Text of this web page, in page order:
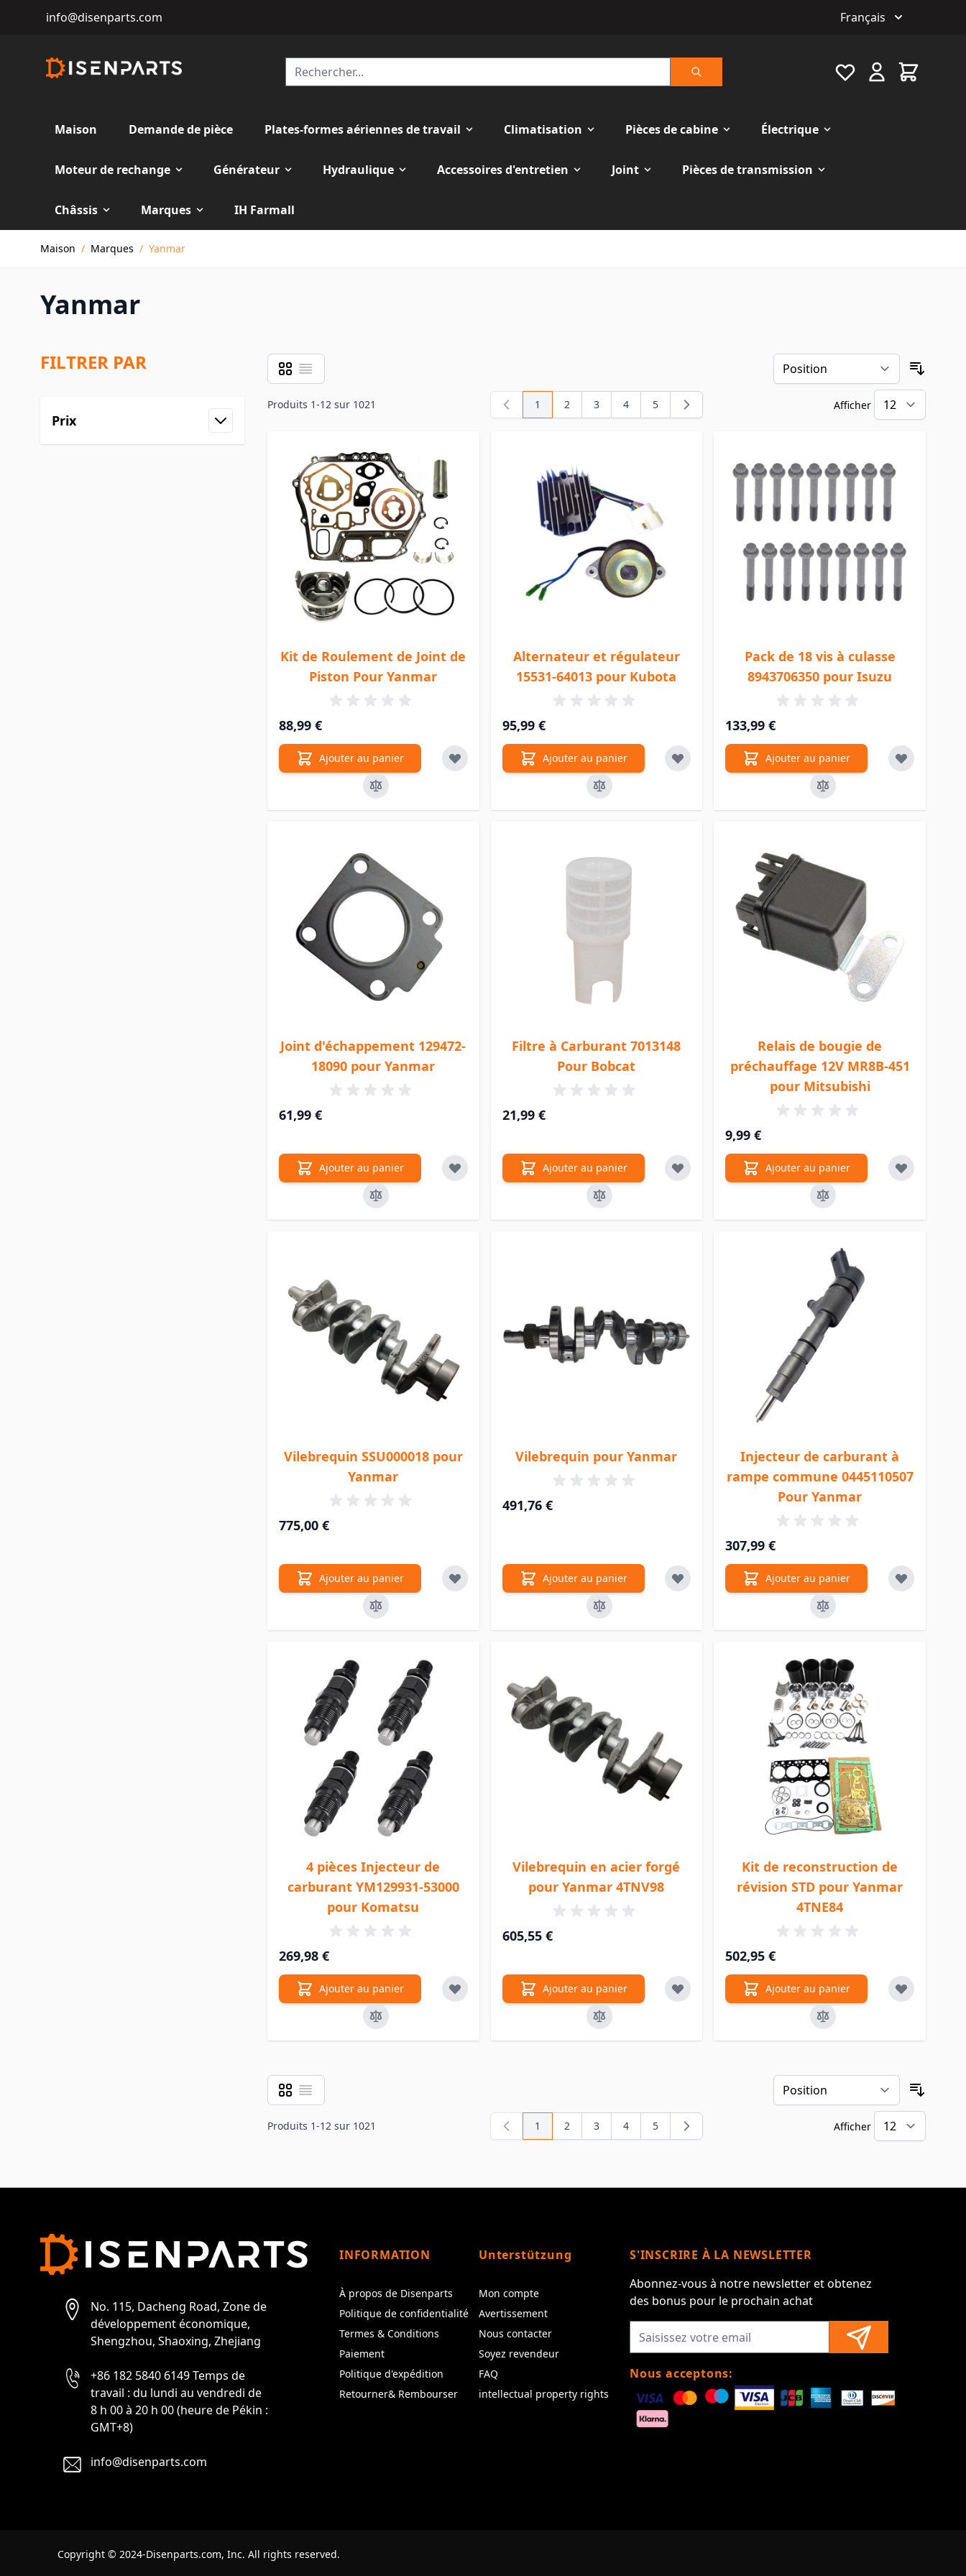
info@disenparts.com Français
Rechercher
Favourite Cart
Maison Demande de pièce Plates-formes aériennes de travail Climatisation Pièces de cabine Électrique
Moteur de rechange Générateur Hydraulique Accessoires d'entretien Joint Pièces de transmission
Châssis Marques
IH Farmall
Maison / Marques / Yanmar
Yanmar
FILTRER PAR
Prix
Afficher en
GrilleListe
Produits 1-12 sur 1021 Vous lisez actuellement la page
1 Page
2 Page
3 Page
4 Page
5 Afficher
Kit de Roulement de Joint de
Piston Pour Yanmar
88,99 €
Ajouter au panier
Alternateur et régulateur
15531-64013 pour Kubota
95,99 €
Ajouter au panier
Pack de 18 vis à culasse
8943706350 pour Isuzu
133,99 €
Ajouter au panier
Joint d'échappement 129472-
18090 pour Yanmar
61,99 €
Ajouter au panier
Filtre à Carburant 7013148
Pour Bobcat
21,99 €
Ajouter au panier
Relais de bougie de
préchauffage 12V MR8B-451
pour Mitsubishi
9,99 €
Ajouter au panier
Vilebrequin SSU000018 pour
Yanmar
775,00 €
Ajouter au panier
Vilebrequin pour Yanmar
491,76 €
Ajouter au panier
Injecteur de carburant à
rampe commune 0445110507
Pour Yanmar
307,99 €
Ajouter au panier
4 pièces Injecteur de
carburant YM129931-53000
pour Komatsu
269,98 €
Ajouter au panier
Vilebrequin en acier forgé
pour Yanmar 4TNV98
605,55 €
Ajouter au panier
Kit de reconstruction de
révision STD pour Yanmar
4TNE84
502,95 €
Ajouter au panier
Afficher en
GrilleListe
Produits 1-12 sur 1021 Vous lisez actuellement la page
1 Page
2 Page
3 Page
4 Page
5 Afficher
No. 115, Dacheng Road, Zone de
développement économique,
Shengzhou, Shaoxing, Zhejiang
+86 182 5840 6149 Temps de
travail : du lundi au vendredi de
8 h 00 à 20 h 00 (heure de Pékin :
GMT+8)
info@disenparts.com
INFORMATION
À propos de Disenparts
Politique de confidentialité
Termes & Conditions
Paiement
Politique d'expédition
Retourner& Rembourser
Unterstützung
Mon compte
Avertissement
Nous contacter
Soyez revendeur
FAQ
intellectual property rights
S'INSCRIRE À LA NEWSLETTER
Abonnez-vous à notre newsletter et obtenez
des bonus pour le prochain achat
Nous acceptons:
Copyright © 2024-Disenparts.com, Inc. All rights reserved.